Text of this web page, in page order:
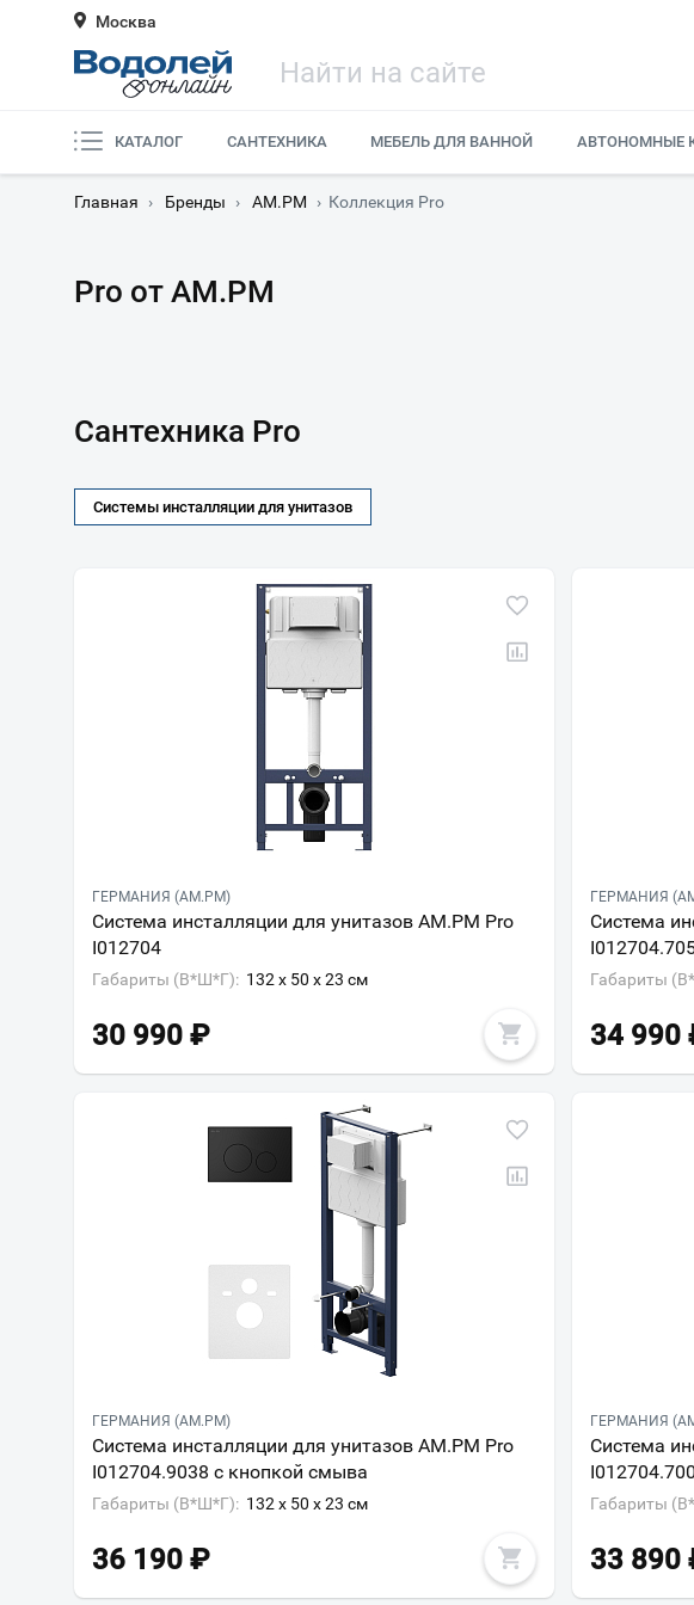
Москва
КАТАЛОГ САНТЕХНИКА МЕБЕЛЬ ДЛЯ ВАННОЙ АВТОНОМНЫЕ
Главная › Бренды › AM.PM › Коллекция Pro
Pro от AM.PM
Сантехника Pro
Системы инсталляции для унитазов
ГЕРМАНИЯ (AM.PM)
Система инсталляции для унитазов AM.PM Pro
I012704
Габариты (В*Ш*Г): 132 x 50 x 23 см
30 990 ₽
ГЕРМАНИЯ
Система
Габариты
34 990
ГЕРМАНИЯ (AM.PM)
Система инсталляции для унитазов AM.PM Pro
I012704.9038 с кнопкой смыва
Габариты (В*Ш*Г): 132 x 50 x 23 см
36 190 ₽
ГЕРМАНИЯ
Система
Габариты
33 890